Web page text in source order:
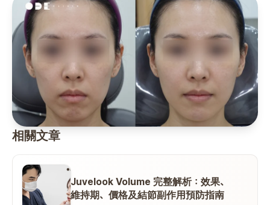
相關文章
Juvelook Volume 完整解析：效果、
維持期、價格及結節副作用預防指南